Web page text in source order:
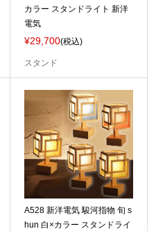
カラー スタンドライト 新洋
電気
¥29,700(税込)
スタンド
A528 新洋電気 駿河指物 旬 s
hun 白×カラー スタンドライ